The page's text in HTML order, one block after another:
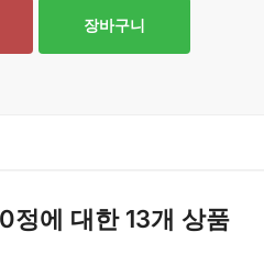
장바구니
정에 대한 13개 상품